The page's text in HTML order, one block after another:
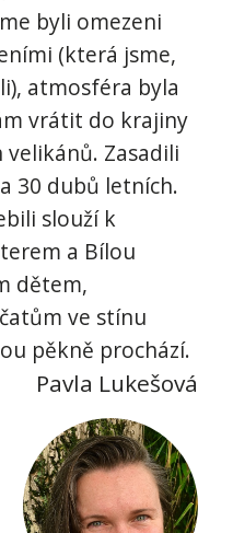
byli omezeni
(která jsme,
atmosféra byla
vrátit do krajiny
velikánů. Zasadili
30 dubů letních.
slouží k
a Bílou
dětem,
ve stínu
pěkně prochází.
Pavla Lukešová